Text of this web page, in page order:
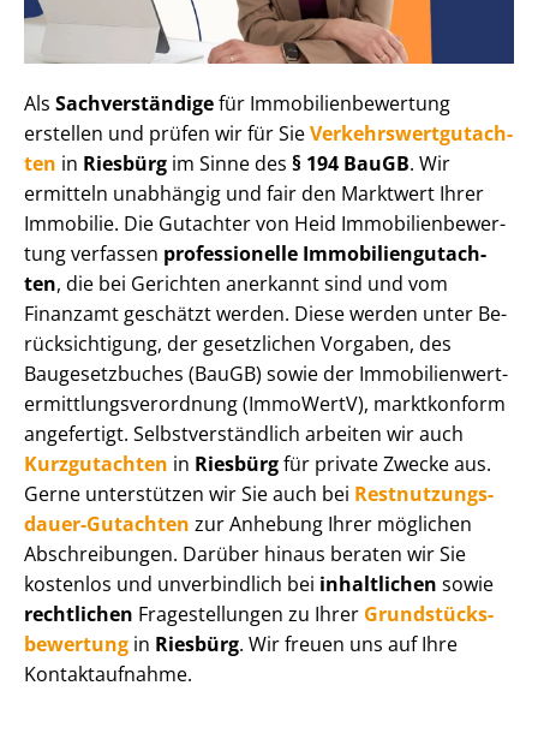
Als Sachverständigefür Im­mo­bi­li­en­be­wer­tung
erstellen und prüfen wir für SieVer­kehrs­wert­gut­ach­
ten in Riesbürg im Sinne des § 194 BauGB. Wir
ermitteln unabhängig und fair den Marktwert Ihrer
Immobilie. Die Gutachter von Heid Im­mo­bi­li­en­be­wer­
tung verfassen professionelle Im­mo­bi­li­en­gut­ach­
ten, die bei Gerichten anerkannt sind und vom
Finanzamt geschätzt werden. Diese werden unter Be­
rück­sich­ti­gung, der gesetzlichen Vorgaben, des
Baugesetzbuches (BauGB) sowie der Im­mo­bi­li­en­wert­
ermitt­lungs­ver­ord­nung (ImmoWertV), marktkonform
angefertigt. Selbst­ver­ständ­lich arbeiten wir auch
Kurzgutachten in Riesbürgfür private Zwecke aus.
Gerne unterstützen wir Sie auch bei Rest­nut­zungs­
dau­er-Gutachten zur Anhebung Ihrer möglichen
Abschreibungen. Darüber hinaus beraten wir Sie
kostenlos und unverbindlich bei inhaltlichen sowie
rechtlichen Fragestellungen zu Ihrer Grund­stücks­
be­wer­tung in Riesbürg. Wir freuen uns auf Ihre
Kontaktaufnahme.